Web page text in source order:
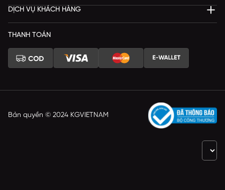
DỊCH VỤ KHÁCH HÀNG
THANH TOÁN
Bản quyền © 2024 KGVIETNAM